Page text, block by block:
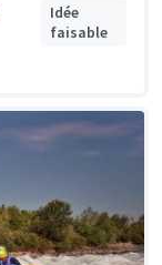
Idée
faisable